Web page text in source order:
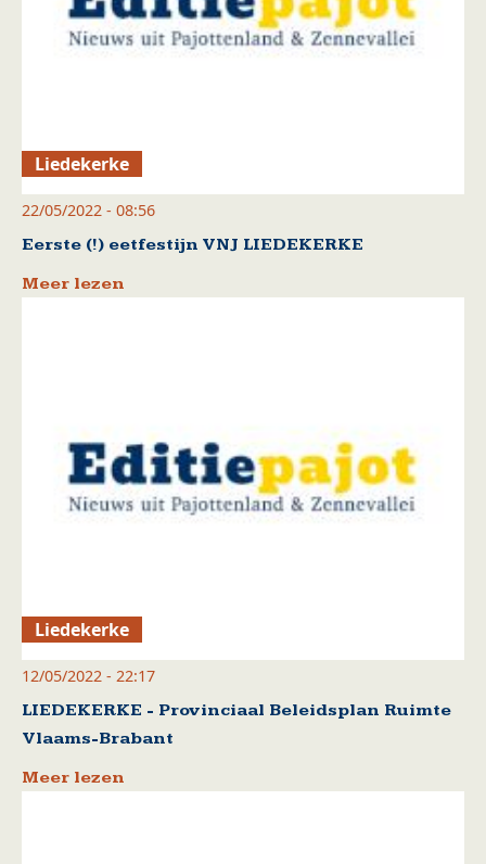
Liedekerke
22/05/2022 - 08:56
Eerste (!) eetfestijn VNJ LIEDEKERKE
Meer lezen
Liedekerke
12/05/2022 - 22:17
LIEDEKERKE - Provinciaal Beleidsplan Ruimte
Vlaams-Brabant
Meer lezen